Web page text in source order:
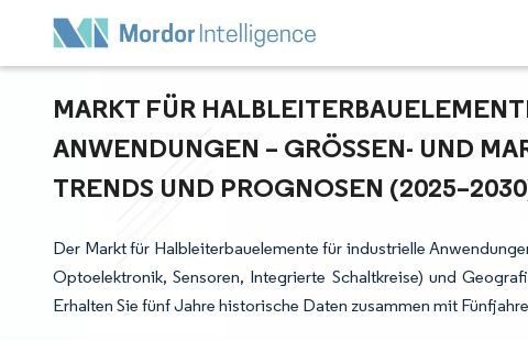
MARKT FÜR
ANWENDUNGEN – GRÖSSEN- UND
RENDS UND PROGNOSEN (2025–2030)
Der Markt für Halbleiterbauelemente für industrielle
Optoelektronik, Sensoren, Integrierte Schaltkreise) und
Erhalten Sie fünf Jahre historische Daten zusammen mit